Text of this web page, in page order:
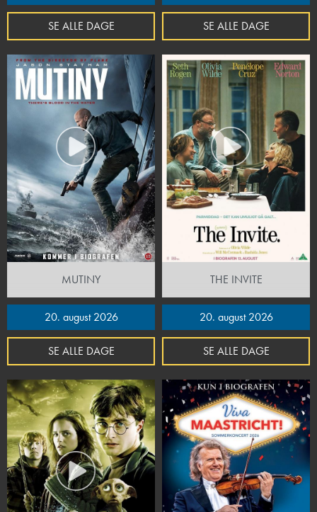
SE ALLE DAGE SE ALLE DAGE
MUTINY
20. august 2026
SE ALLE DAGE
THE INVITE
20. august 2026
SE ALLE DAGE